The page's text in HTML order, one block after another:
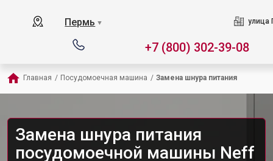
Пермь ▼ улица
+7 (800) 302-39-08
Главная / Посудомоечная машина / Замена шнура питания
Замена шнура питания
посудомоечной машины Neff